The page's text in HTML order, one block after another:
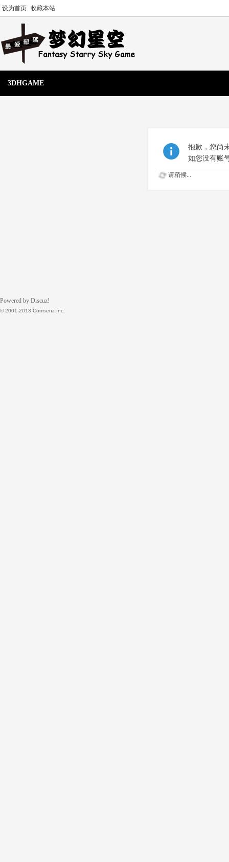
设为首页 收藏本站
3DHGAME
抱歉，您尚
如您没有账
请稍候...
Powered by Discuz!
© 2001-2013 Comsenz Inc.